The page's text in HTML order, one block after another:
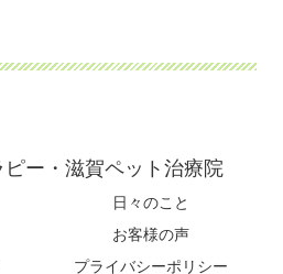
日々のこと
お客様の声
プライバシーポリシー